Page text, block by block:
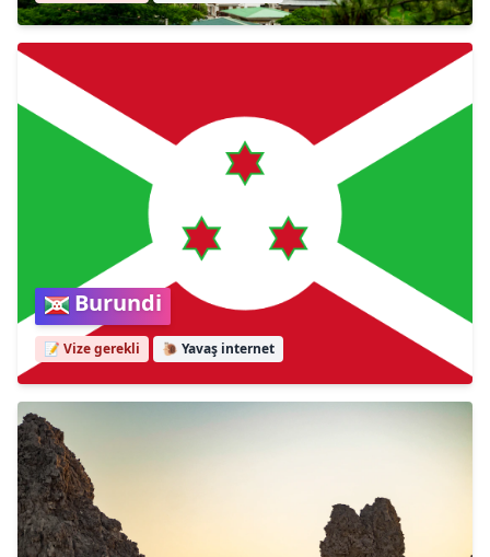
Burundi
📝 Vize gerekli 🐌 Yavaş internet